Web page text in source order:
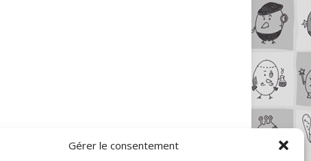
Gérer le consentement